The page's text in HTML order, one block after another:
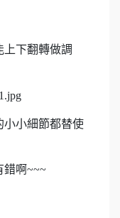
下翻轉做調
小小細節都替使
錯啊~~~